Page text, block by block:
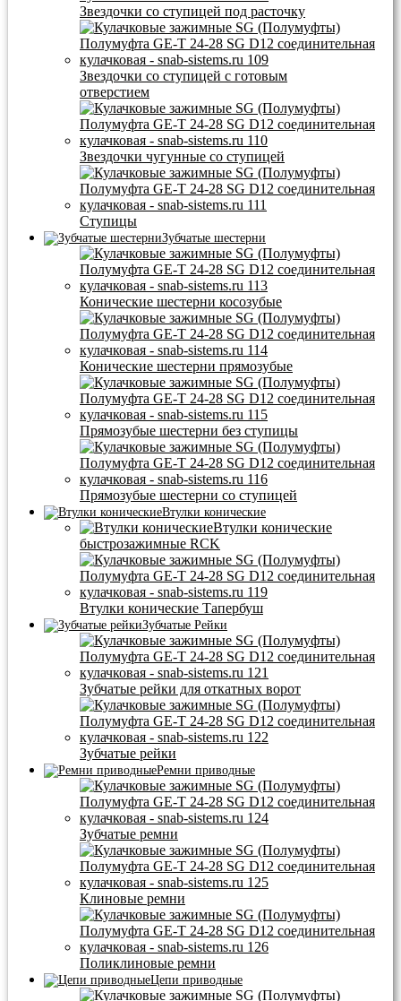
Звездочки со ступицей под расточку
Звездочки со ступицей с готовым
отверстием
Звездочки чугунные со ступицей
Ступицы
Зубчатые шестерни
Конические шестерни косозубые
Конические шестерни прямозубые
Прямозубые шестерни без ступицы
Прямозубые шестерни со ступицей
Втулки конические
Втулки конические
быстрозажимные RCK
Втулки конические Тапербуш
Зубчатые Рейки
Зубчатые рейки для откатных ворот
Зубчатые рейки
Ремни приводные
Зубчатые ремни
Клиновые ремни
Поликлиновые ремни
Цепи приводные